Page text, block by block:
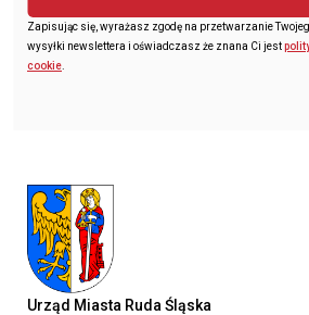
Zapisując się, wyrażasz zgodę na przetwarzanie
wysyłki newslettera i oświadczasz że znana Ci jest
cookie
Urząd Miasta Ruda Śląska